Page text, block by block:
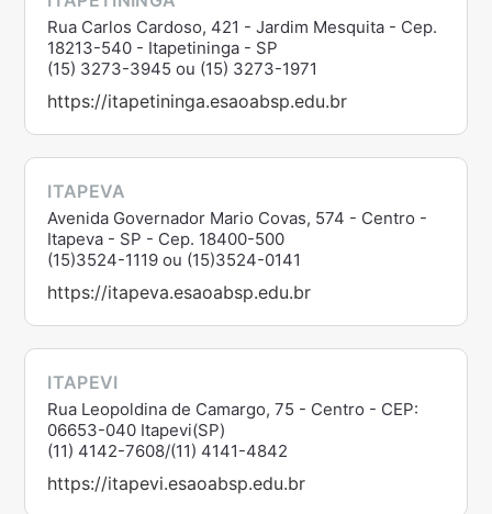
Rua Carlos Cardoso, 421 - Jardim Mesquita - Cep.
18213-540 - Itapetininga - SP
(15) 3273-3945 ou (15) 3273-1971
https://itapetininga.esaoabsp.edu.br
ITAPEVA
Avenida Governador Mario Covas, 574 - Centro -
Itapeva - SP - Cep. 18400-500
(15)3524-1119 ou (15)3524-0141
https://itapeva.esaoabsp.edu.br
ITAPEVI
Rua Leopoldina de Camargo, 75 - Centro - CEP:
06653-040 Itapevi(SP)
(11) 4142-7608/(11) 4141-4842
https://itapevi.esaoabsp.edu.br